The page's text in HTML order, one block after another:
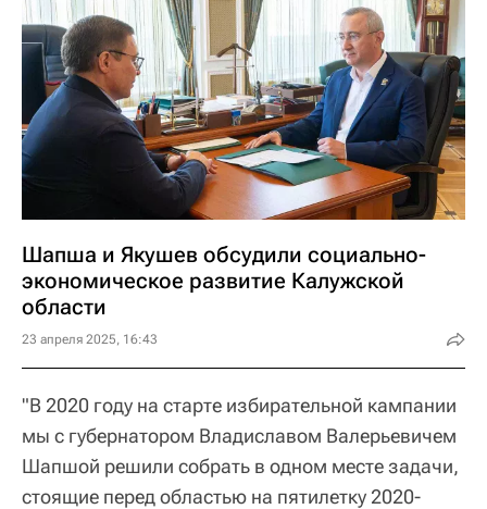
Шапша и Якушев обсудили социально-
экономическое развитие Калужской
области
23 апреля 2025, 16:43
"В 2020 году на старте избирательной кампании
мы с губернатором Владиславом Валерьевичем
Шапшой решили собрать в одном месте задачи,
стоящие перед областью на пятилетку 2020-